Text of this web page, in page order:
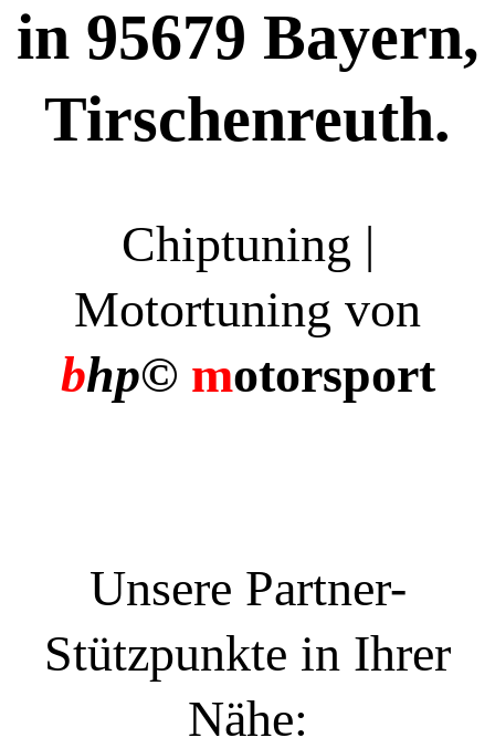
in 95679 Bayern,
Tirschenreuth.
Chiptuning |
Motortuning von
bhp© motorsport
Unsere Partner-
Stützpunkte in Ihrer
Nähe: